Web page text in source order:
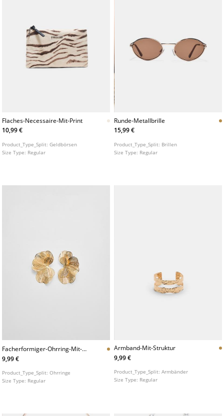
Flaches-Necessaire-Mit-Print
10,99 €
Product_Type_Split:Geldbörsen
Size Type: Regular
Runde-Metallbrille
15,99 €
Product_Type_Split: Brillen
Size Type: Regular
Facherformiger-Ohrring-Mit-
Blumenmuster
9,99 €
Product_Type_Split:Ohrringe
Size Type: Regular
Armband-Mit-Struktur
9,99 €
Product_Type_Split:Armbänder
Size Type: Regular